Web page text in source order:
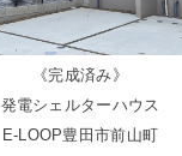
《完成済み》
発電シェルターハウス
E-LOOP豊田市前山町